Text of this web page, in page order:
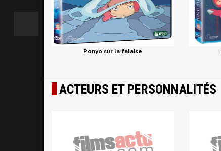
Ponyo sur la falaise
ACTEURS ET PERSONNALITÉS